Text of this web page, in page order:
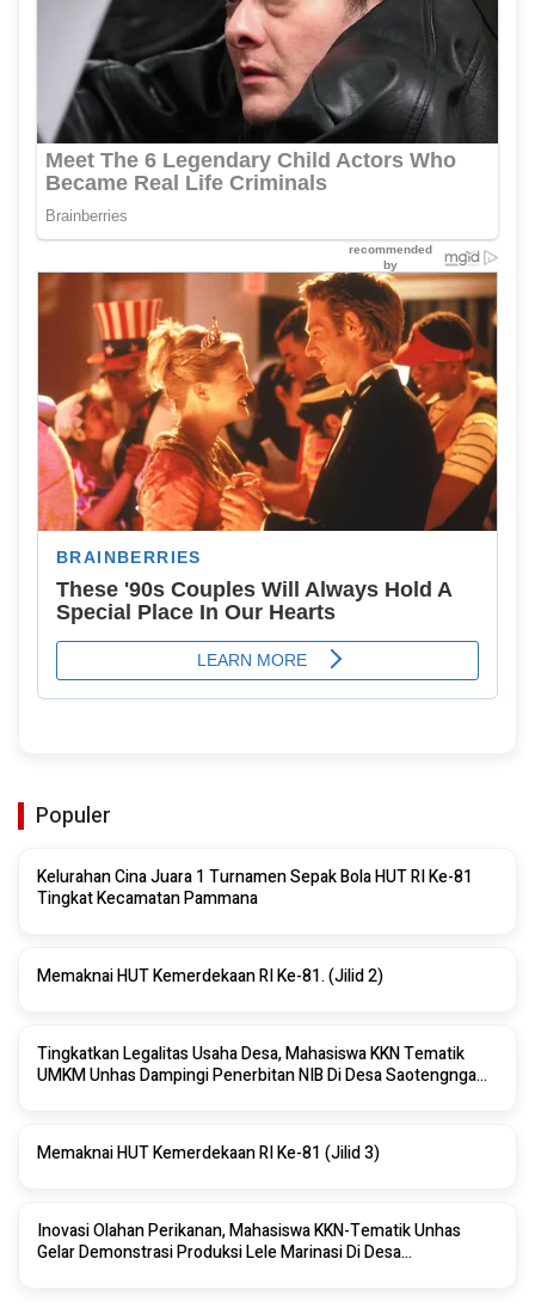
Populer
Kelurahan Cina Juara 1 Turnamen Sepak Bola HUT RI Ke-81
Tingkat Kecamatan Pammana
Memaknai HUT Kemerdekaan RI Ke-81. (Jilid 2)
Tingkatkan Legalitas Usaha Desa, Mahasiswa KKN Tematik
UMKM Unhas Dampingi Penerbitan NIB Di Desa Saotengnga
Memaknai HUT Kemerdekaan RI Ke-81 (Jilid 3)
Inovasi Olahan Perikanan, Mahasiswa KKN-Tematik Unhas
Gelar Demonstrasi Produksi Lele Marinasi Di Desa